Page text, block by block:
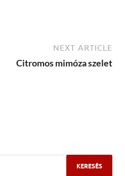
NEXT ARTICLE
Citromos mimóza szelet